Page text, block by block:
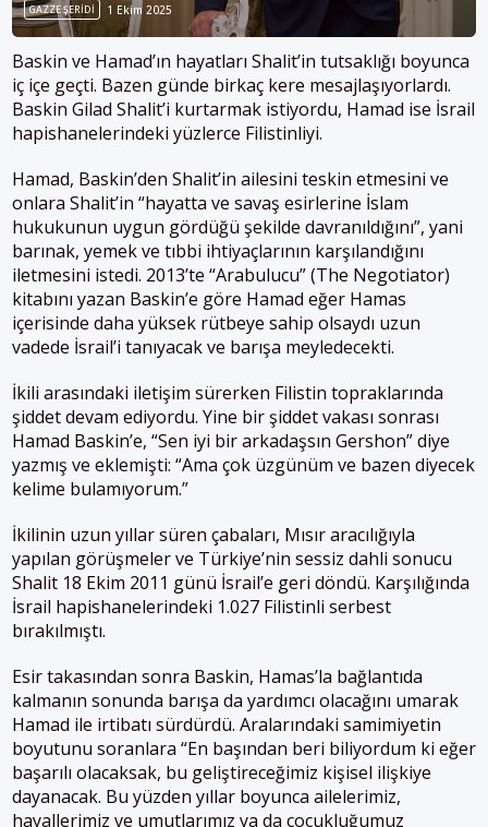
GAZZE ŞERIDI 1 Ekim 2025
Baskin ve Hamad’ın hayatları Shalit’in tutsaklığı boyunca
iç içe geçti. Bazen günde birkaç kere mesajlaşıyorlardı.
Baskin Gilad Shalit’i kurtarmak istiyordu, Hamad ise İsrail
hapishanelerindeki yüzlerce Filistinliyi.
Hamad, Baskin’den Shalit’in ailesini teskin etmesini ve
onlara Shalit’in “hayatta ve savaş esirlerine İslam
hukukunun uygun gördüğü şekilde davranıldığını”, yani
barınak, yemek ve tıbbi ihtiyaçlarının karşılandığını
iletmesini istedi. 2013’te “Arabulucu” (The Negotiator)
kitabını yazan Baskin’e göre Hamad eğer Hamas
içerisinde daha yüksek rütbeye sahip olsaydı uzun
vadede İsrail’i tanıyacak ve barışa meyledecekti.
İkili arasındaki iletişim sürerken Filistin topraklarında
şiddet devam ediyordu. Yine bir şiddet vakası sonrası
Hamad Baskin’e, “Sen iyi bir arkadaşsın Gershon” diye
yazmış ve eklemişti: “Ama çok üzgünüm ve bazen diyecek
kelime bulamıyorum.”
İkilinin uzun yıllar süren çabaları, Mısır aracılığıyla
yapılan görüşmeler ve Türkiye’nin sessiz dahli sonucu
Shalit 18 Ekim 2011 günü İsrail’e geri döndü. Karşılığında
İsrail hapishanelerindeki 1.027 Filistinli serbest
bırakılmıştı.
Esir takasından sonra Baskin, Hamas’la bağlantıda
kalmanın sonunda barışa da yardımcı olacağını umarak
Hamad ile irtibatı sürdürdü. Aralarındaki samimiyetin
boyutunu soranlara “En başından beri biliyordum ki eğer
başarılı olacaksak, bu geliştireceğimiz kişisel ilişkiye
dayanacak. Bu yüzden yıllar boyunca ailelerimiz,
hayallerimiz ve umutlarımız ya da çocukluğumuz